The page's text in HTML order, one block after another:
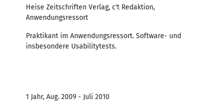
Heise Zeitschriften Verlag, c't Redaktion,
Anwendungsressort
Praktikant im Anwendungsressort. Software- und
insbesondere Usabilitytests.
1 Jahr, Aug. 2009 - Juli 2010